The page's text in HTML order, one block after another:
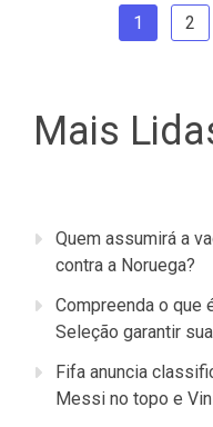
1 2
Mais
Quem assumirá a
contra a Noruega?
Compreenda o que
Seleção garantir
Fifa anuncia
Messi no topo e